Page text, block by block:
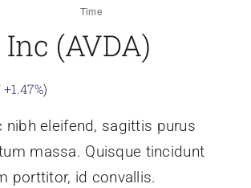
(AVDA)
+1.47%)
nibh eleifend, sagittis purus
massa. Quisque tincidunt
porttitor, id convallis.